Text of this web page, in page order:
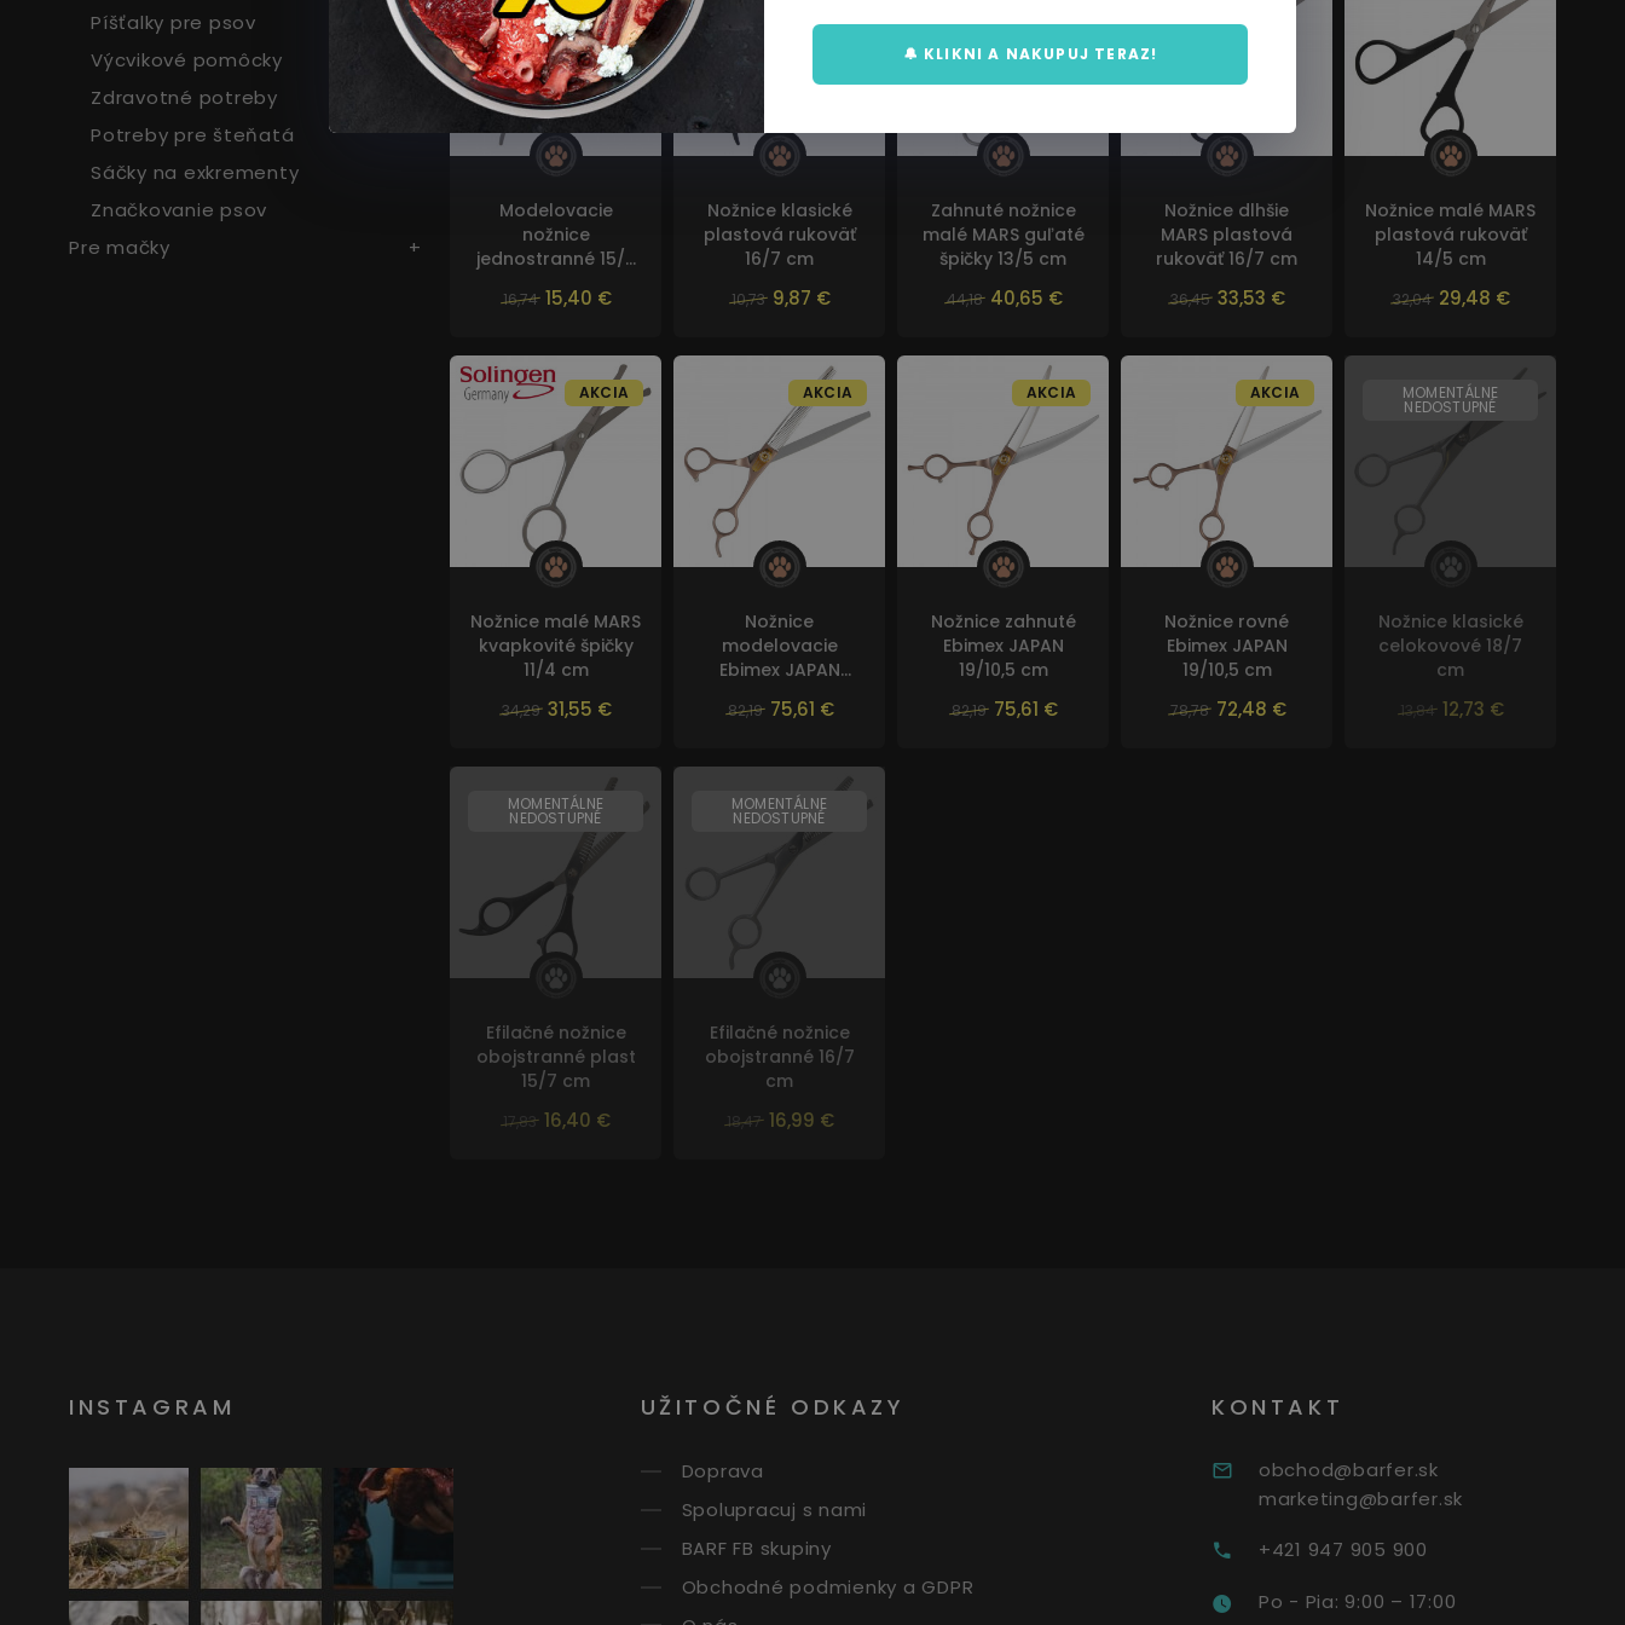
Píšťalky pre psov
Výcvikové pomôcky
Zdravotné potreby
Potreby pre šteňatá
Sáčky na exkrementy
Značkovanie psov
Pre mačky
Modelovacie
nožnice
jednostranné 15/7
16,74 15,40 €
Nožnice klasické
plastová rukoväť
16/7 cm
10,73 9,87 €
Zahnuté nožnice
malé MARS guľaté
špičky 13/5 cm
44,18 40,65 €
Nožnice dlhšie
MARS plastová
rukoväť 16/7 cm
36,45 33,53 €
Nožnice malé MARS
plastová rukoväť
14/5 cm
32,04 29,48 €
Nožnice malé MARS
kvapkovité špičky
11/4 cm
34,29 31,55 €
AKCIA
Nožnice
modelovacie
Ebimex JAPAN
82,19 75,61 €
AKCIA
Nožnice zahnuté
Ebimex JAPAN
19/10,5 cm
82,19 75,61 €
AKCIA
Nožnice rovné
Ebimex JAPAN
19/10,5 cm
78,78 72,48 €
AKCIA MOMENTÁLNE
NEDOSTUPNÉ
Nožnice klasické
celokovové 18/7
cm
13,84 12,73 €
MOMENTÁLNE
NEDOSTUPNÉ
Efilačné nožnice
obojstranné plast
15/7 cm
17,83 16,40 €
MOMENTÁLNE
NEDOSTUPNÉ
Efilačné nožnice
obojstranné 16/7
cm
18,47 16,99 €
INSTAGRAM UŽITOČNÉ ODKAZY
Doprava
Spolupracuj s nami
BARF FB skupiny
Obchodné podmienky a GDPR
KONTAKT
obchod@barfer.sk
marketing@barfer.sk
+421 947 905 900
Po - Pia: 9:00 – 17:00
🔔 KLIKNI A NAKUPUJ TERAZ!